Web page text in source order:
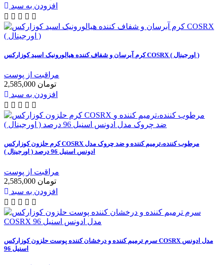
افزودن به سبد
کرم آبرسان و شفاف کننده هیالورونیک اسید کوزارکس COSRX ( اورجینال )
مراقبت از پوست
2,585,000 تومان
افزودن به سبد
کرم حلزون کوزارکس COSRX مرطوب کننده،ترمیم کننده و ضد چروک مدل
ادونس اسنیل 96 درصد ( اورجینال )
مراقبت از پوست
2,585,000 تومان
افزودن به سبد
سرم ترمیم کننده و درخشان کننده پوست حلزون کوزارکس COSRX مدل ادونس
اسنیل 96